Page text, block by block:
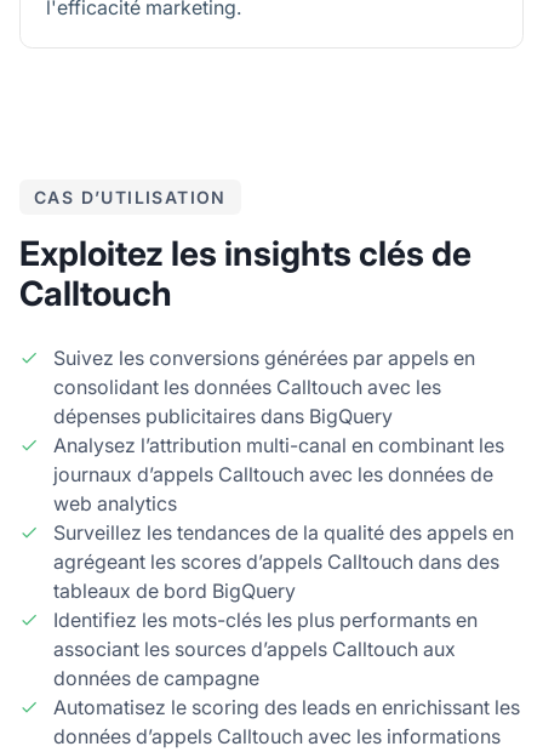
l'efficacité marketing.
CAS D’UTILISATION
Exploitez les insights clés de
Calltouch
Suivez les conversions générées par appels en
consolidant les données Calltouch avec les
dépenses publicitaires dans BigQuery
Analysez l’attribution multi-canal en combinant les
journaux d’appels Calltouch avec les données de
web analytics
Surveillez les tendances de la qualité des appels en
agrégeant les scores d’appels Calltouch dans des
tableaux de bord BigQuery
Identifiez les mots-clés les plus performants en
associant les sources d’appels Calltouch aux
données de campagne
Automatisez le scoring des leads en enrichissant les
données d’appels Calltouch avec les informations